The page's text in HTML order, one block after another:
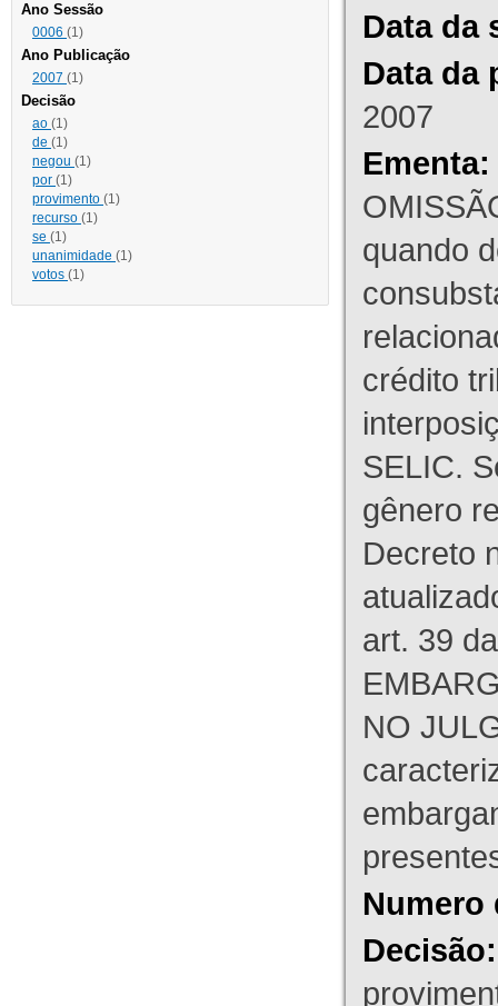
Ano Sessão
0006 (1)
Ano Publicação
2007 (1)
Decisão
ao (1)
de (1)
negou (1)
por (1)
provimento (1)
recurso (1)
se (1)
unanimidade (1)
votos (1)
Data da
Data da
2007
Ementa:
quando
crédito
SELIC.
gênero
Decreto
art. 39
NO
Numero
Decisão: